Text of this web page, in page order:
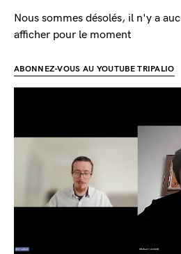
Nous sommes désolés, il n'y a
afficher pour le moment
ABONNEZ-VOUS AU YOUTUBE TRIPALIO